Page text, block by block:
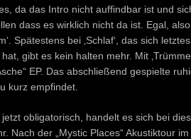
da das Intro nicht auffindbar ist und
dass es wirklich nicht da ist. Egal,
Spätestens bei ‚Schlaf‘, das sich
gibt es kein halten mehr. Mit
EP. Das abschließend gespielte
kurz empfindet.
obligatorisch, handelt es sich bei
Nach der „Mystic Places“ Akustiktour